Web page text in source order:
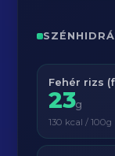
Fehér rizs
23g
130 kcal /